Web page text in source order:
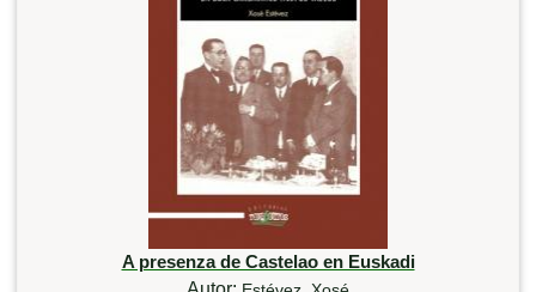
A presenza de Castelao en Euskadi